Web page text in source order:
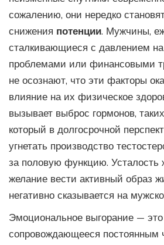
сожалению, они нередко
снижения потенции. Мужчины,
сталкивающиеся с давлением
проблемами или финансовыми
не осознают, что эти факторы
влияние на их физическое
вызывает выброс гормонов,
который в долгосрочной
угнетать производство
за половую функцию. Усталость
желание вести активный образ
негативно сказывается на
Эмоциональное выгорание — это
сопровождающееся постоянным